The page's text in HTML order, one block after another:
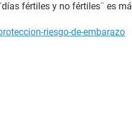
fértiles y no fértiles¨ es
riesgo-de-embarazo